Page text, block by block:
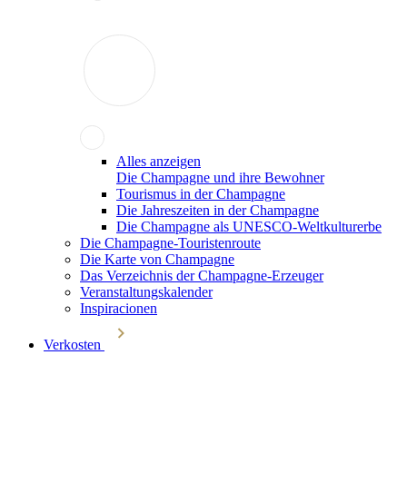
Alles anzeigen
Die Champagne und ihre Bewohner
Tourismus in der Champagne
Die Jahreszeiten in der Champagne
Die Champagne als UNESCO-Weltkulturerbe
Die Champagne-Touristenroute
Die Karte von Champagne
Das Verzeichnis der Champagne-Erzeuger
Veranstaltungskalender
Inspiracionen
Verkosten